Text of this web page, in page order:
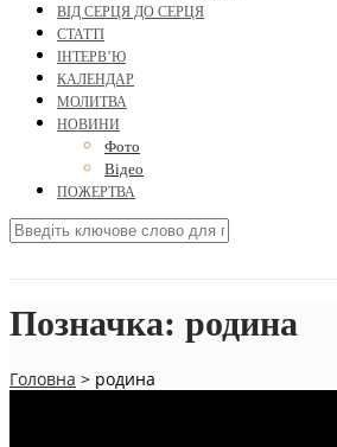
ВІД СЕРЦЯ ДО СЕРЦЯ
СТАТТІ
ІНТЕРВ’Ю
КАЛЕНДАР
МОЛИТВА
НОВИНИ
Фото
Відео
ПОЖЕРТВА
Позначка: родина
Головна > родина